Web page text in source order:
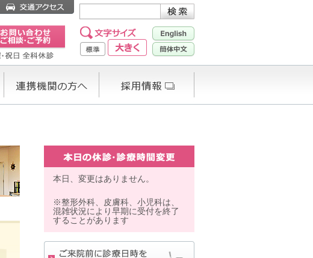
本日、変更はありません。
※整形外科、皮膚科、小児科は、
混雑状況により早期に受付を終了
することがあります